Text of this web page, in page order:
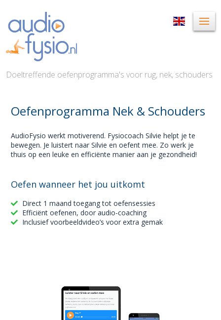
Doeltreffende oefenprogramma's voor rug, nek, schouders
Oefenprogramma Nek & Schouders
AudioFysio werkt motiverend. Fysiocoach Silvie helpt je te
bewegen. Je luistert naar Silvie en oefent mee. Zo werk je
thuis op een leuke en efficiënte manier aan je gezondheid!
Oefen wanneer het jou uitkomt
Direct 1 maand toegang tot oefensessies
Efficiënt oefenen, door audio-coaching
Inclusief voorbeeldvideo’s voor extra gemak